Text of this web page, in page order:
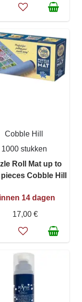
Cobble Hill
1000 stukken
Roll Mat up to
Cobble Hill
14 dagen
17,00 €